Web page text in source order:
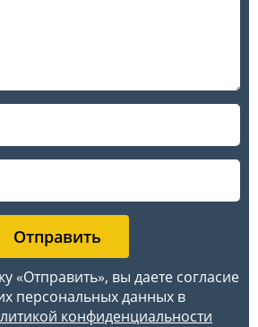
«Отправить», вы даете согласие
персональных данных в
конфиденциальности